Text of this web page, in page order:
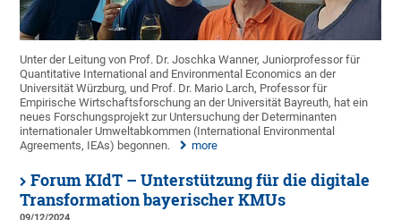
Unter der Leitung von Prof. Dr. Joschka Wanner, Juniorprofessor für
Quantitative International and Environmental Economics an der
Universität Würzburg, und Prof. Dr. Mario Larch, Professor für
Empirische Wirtschaftsforschung an der Universität Bayreuth, hat ein
neues Forschungsprojekt zur Untersuchung der Determinanten
internationaler Umweltabkommen (International Environmental
Agreements, IEAs) begonnen.
more
Forum KIdT – Unterstützung für die digitale
Transformation bayerischer KMUs
09/12/2024